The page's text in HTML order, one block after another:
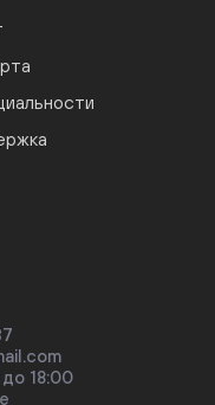
18:00